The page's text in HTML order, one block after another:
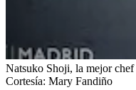
Natsuko Shoji, la mejor
Cortesía: Mary Fandiño